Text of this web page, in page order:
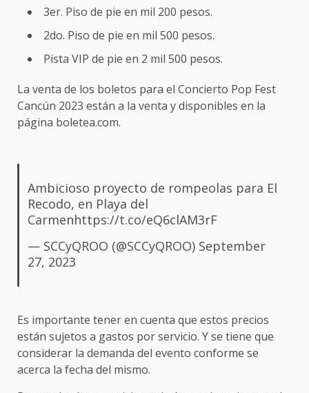
3er. Piso de pie en mil 200 pesos.
2do. Piso de pie en mil 500 pesos.
Pista VIP de pie en 2 mil 500 pesos.
La venta de los boletos para el Concierto Pop Fest
Cancún 2023 están a la venta y disponibles en la
página boletea.com.
Ambicioso proyecto de rompeolas para El
Recodo, en Playa del
Carmenhttps://t.co/eQ6clAM3rF
— SCCyQROO (@SCCyQROO) September
27, 2023
Es importante tener en cuenta que estos precios
están sujetos a gastos por servicio. Y se tiene que
considerar la demanda del evento conforme se
acerca la fecha del mismo.